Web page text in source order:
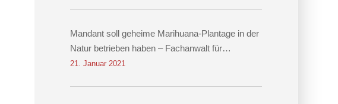
Mandant soll geheime Marihuana-Plantage in der
Natur betrieben haben – Fachanwalt für
Strafrecht Dr. Hennig erwirkt Einstellung
21. Januar 2021